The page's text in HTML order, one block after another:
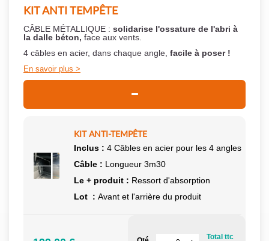
KIT ANTI TEMPÊTE
CÂBLE MÉTALLIQUE : solidarise l'ossature de l'abri à
la dalle béton, face aux vents.
4 câbles en acier, dans chaque angle, facile à poser !
En savoir plus
KIT ANTI-TEMPÊTE
Inclus : 4 Câbles en acier pour les 4 angles
Câble : Longueur 3m30
Le + produit : Ressort d'absorption
Lot : Avant et l'arrière du produit
Total ttc